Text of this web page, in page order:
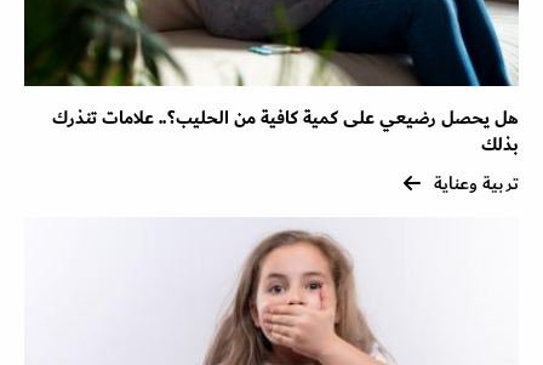
هل يحصل رضيعي على كمية كافية من الحليب؟.. علامات تنذرك
بذلك
تربية وعناية